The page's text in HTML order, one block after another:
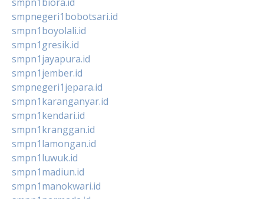
smpnegeri1bobotsari.id
smpn1boyolali.id
smpn1gresik.id
smpn1jayapura.id
smpn1jember.id
smpnegeri1jepara.id
smpn1karanganyar.id
smpn1kendari.id
smpn1kranggan.id
smpn1lamongan.id
smpn1luwuk.id
smpn1madiun.id
smpn1manokwari.id